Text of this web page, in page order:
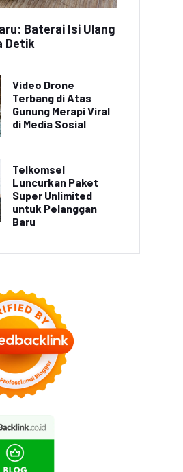
SUV Terbaru Meluncur di
Baterai Isi Ulang
Detik
Video Drone
Terbang di Atas
Gunung Merapi Viral
di Media Sosial
Telkomsel
Luncurkan Paket
Super Unlimited
untuk Pelanggan
Baru